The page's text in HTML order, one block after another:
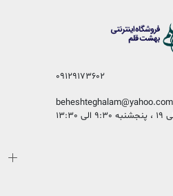
09129173602
beheshteghalam@yahoo.com